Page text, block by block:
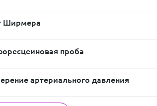
Ширмера
проба
артериального давления